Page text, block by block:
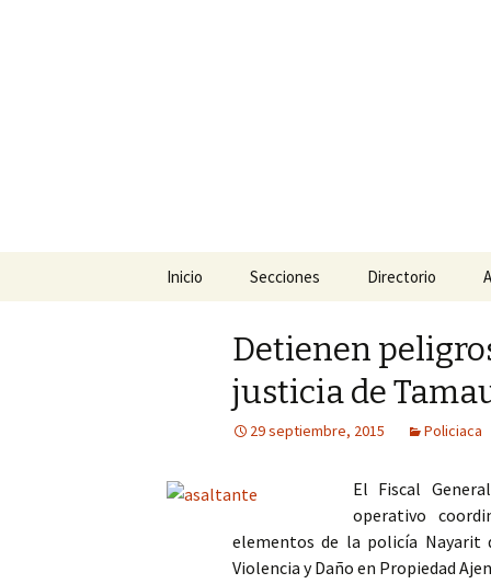
Inicio Secciones
Policiaca
Sociedad
Opinión
Directorio
Detienen
justicia de
29 septiembre, 2015 Policiaca
El Fiscal
operativo
elementos de la policía
Violencia y Daño en Propiedad